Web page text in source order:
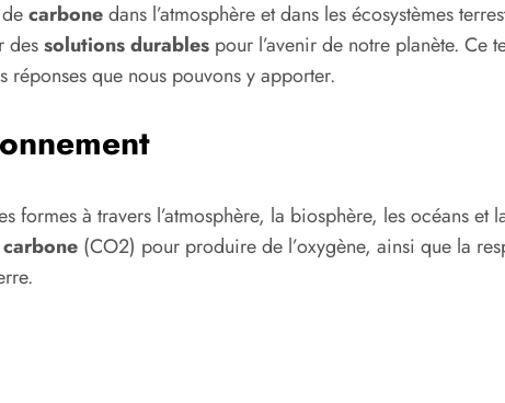
carbonedans l’atmosphère et dans les écosystèmes
dessolutions durables pour l’avenir de notre planète. Ce
que nous pouvons y apporter.
formes à travers l’atmosphère, la biosphère, les océans et
(CO2) pour produire de l’oxygène, ainsi que la